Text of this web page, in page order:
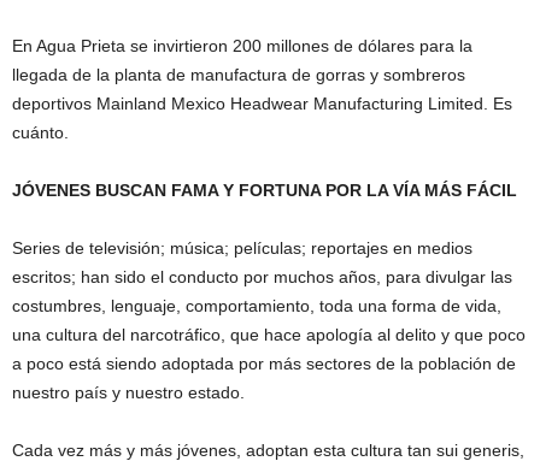
En Agua Prieta se invirtieron 200 millones de dólares para la
llegada de la planta de manufactura de gorras y sombreros
deportivos Mainland Mexico Headwear Manufacturing Limited. Es
cuánto.
JÓVENES BUSCAN FAMA Y FORTUNA POR LA VÍA MÁS FÁCIL
Series de televisión; música; películas; reportajes en medios
escritos; han sido el conducto por muchos años, para divulgar las
costumbres, lenguaje, comportamiento, toda una forma de vida,
una cultura del narcotráfico, que hace apología al delito y que poco
a poco está siendo adoptada por más sectores de la población de
nuestro país y nuestro estado.
Cada vez más y más jóvenes, adoptan esta cultura tan sui generis,